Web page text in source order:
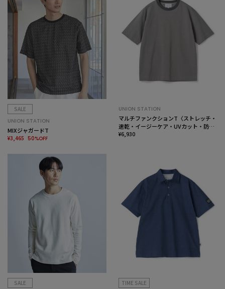
SALE
UNION STATION
MIXジャガードT
¥3,465 50%OFF
UNION STATION
マルチファンクションT〈ストレッチ・
速乾・イージーケア・UVカット・防
菌・防臭・ハンドウォッシャブル〉
¥6,930
SALE
TIME SALE